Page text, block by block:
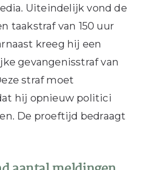
Uiteindelijk vond de
taakstraf van 150 uur
kreeg hij een
gevangenisstraf van
straf moet
hij opnieuw politici
De proeftijd bedraagt